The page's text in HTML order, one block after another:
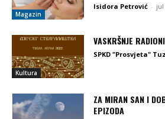
Magazin
Isidora Petrović - jul
Kultura
VASKRŠNJE
SPKD "Prosvjeta"
ZA MIRAN SAN I
EPIZODA